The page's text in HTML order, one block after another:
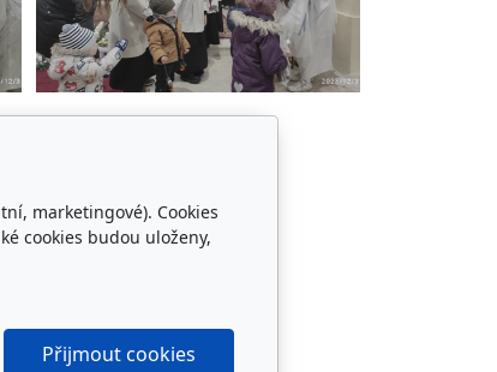
marketingové). Cookies
cookies budou uloženy,
Přijmout cookies